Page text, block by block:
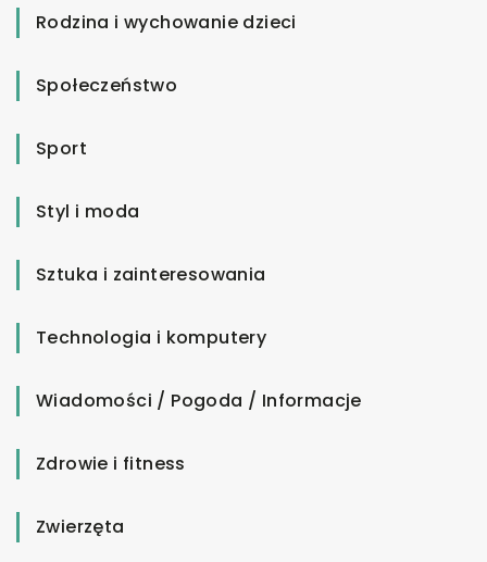
Rodzina i wychowanie dzieci
Społeczeństwo
Sport
Styl i moda
Sztuka i zainteresowania
Technologia i komputery
Wiadomości / Pogoda / Informacje
Zdrowie i fitness
Zwierzęta